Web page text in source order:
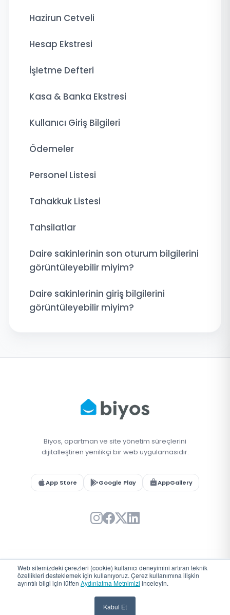
Web sitemizdeki çerezleri (cookie) kullanıcı deneyimini artıran teknik
özellikleri desteklemek için kullanıyoruz. Çerez kullanımına ilişkin
ayrıntılı bilgi için lütfen Aydınlatma Metnimizi inceleyin.
Kabul Et
Hazirun Cetveli
Hesap Ekstresi
İşletme Defteri
Kasa & Banka Ekstresi
Kullanıcı Giriş Bilgileri
Ödemeler
Personel Listesi
Tahakkuk Listesi
Tahsilatlar
Daire sakinlerinin son oturum bilgilerini
görüntüleyebilir miyim?
Daire sakinlerinin giriş bilgilerini
görüntüleyebilir miyim?
Biyos, apartman ve site yönetim süreçlerini
dijitalleştiren yenilikçi bir web uygulamasıdır.
App Store Google Play AppGallery
© 2026 Biyos. Tüm hakları saklıdır.
Türkiye'de♥ile geliştirildi